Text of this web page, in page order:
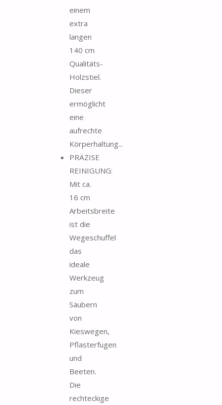
einem
extra
langen
140 cm
Qualitäts-
Holzstiel.
Dieser
ermöglicht
eine
aufrechte
Körperhaltung...
PRÄZISE
REINIGUNG:
Mit ca.
16 cm
Arbeitsbreite
ist die
Wegeschuffel
das
ideale
Werkzeug
zum
Säubern
von
Kieswegen,
Pflasterfugen
und
Beeten.
Die
rechteckige